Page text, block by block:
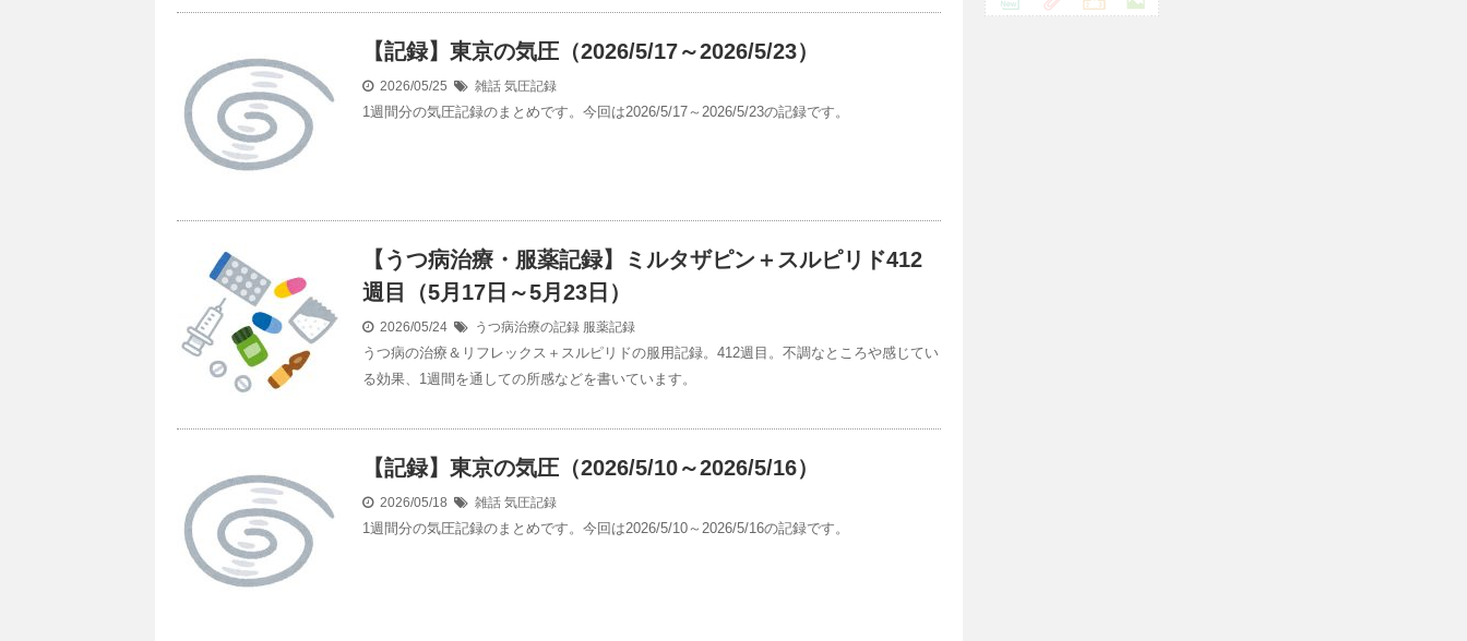
【記録】東京の気圧（2026/5/17～2026/5/23）
2026/05/25 雑話 気圧記録
1週間分の気圧記録のまとめです。今回は2026/5/17～2026/5/23の記録です。
【うつ病治療・服薬記録】ミルタザピン＋スルピリド412
週目（5月17日～5月23日）
2026/05/24 うつ病治療の記録 服薬記録
うつ病の治療＆リフレックス＋スルピリドの服用記録。412週目。不調なところや感じてい
る効果、1週間を通しての所感などを書いています。
【記録】東京の気圧（2026/5/10～2026/5/16）
2026/05/18 雑話 気圧記録
1週間分の気圧記録のまとめです。今回は2026/5/10～2026/5/16の記録です。